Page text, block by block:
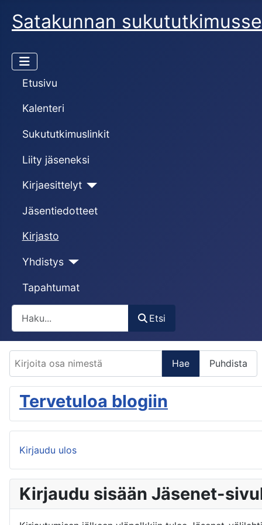
Satakunnan
Etusivu
Kalenteri
Sukututkimuslinkit
Liity jäseneksi
Kirjaesittelyt
Jäsentiedotteet
Kirjasto
Yhdistys
Tapahtumat
Etsi
Hae Puhdista
Tervetuloa blogiin
Kirjaudu ulos
Kirjaudu sisään Jäsenet-